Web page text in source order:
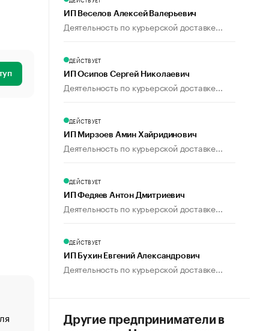
«От спорта тело стареет иначе». Как живет глава
ИП Веселов Алексей Валерьевич
Деятельность по курьерской доставке...
ДЕЙСТВУЕТ
ИП Осипов Сергей Николаевич
Деятельность по курьерской доставке...
ДЕЙСТВУЕТ
ИП Мирзоев Амин Хайридинович
Деятельность по курьерской доставке...
ДЕЙСТВУЕТ
ИП Федяев Антон Дмитриевич
Деятельность по курьерской доставке...
ДЕЙСТВУЕТ
ИП Бухин Евгений Александрович
Деятельность по курьерской доставке...
Другие предприниматели в